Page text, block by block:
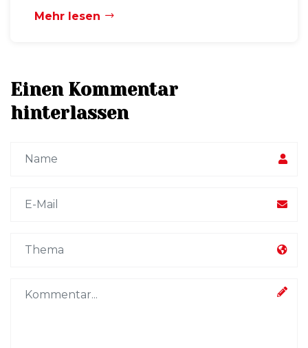
Mehr lesen
Einen Kommentar
hinterlassen